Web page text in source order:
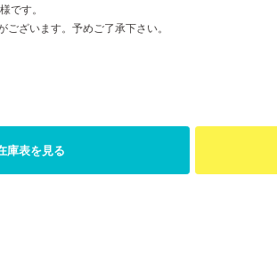
です。
ざいます。予めご了承下さい。
庫表を見る